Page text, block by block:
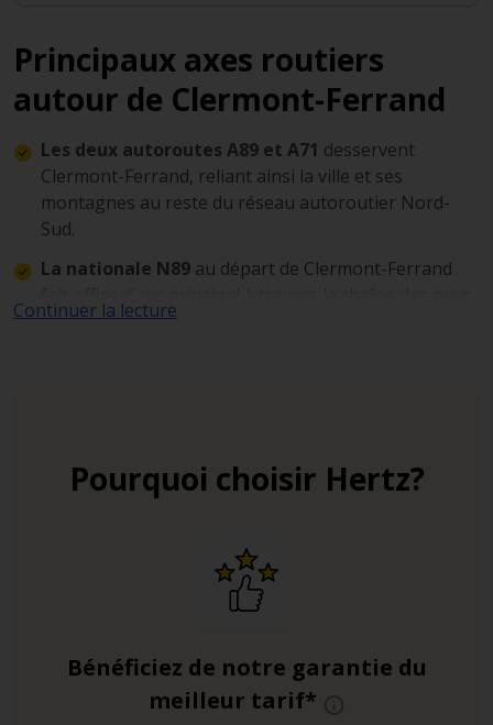
Principaux axes routiers
autour de Clermont-Ferrand
Les deux autoroutes A89 et A71 desservent
Clermont-Ferrand, reliant ainsi la ville et ses
montagnes au reste du réseau autoroutier Nord-
Sud.
La nationale N89 au départ de Clermont-Ferrand
et le parc national.
Continuer la lecture
Pourquoi choisir Hertz?
Bénéficiez de notre garantie du
meilleur tarif*